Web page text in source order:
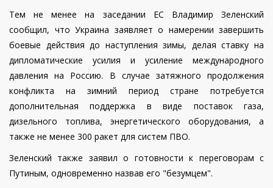
Тем не менее на заседании ЕС Владимир Зеленский
сообщил, что Украина заявляет о намерении завершить
боевые действия до наступления зимы, делая ставку на
дипломатические усилия и усиление международного
давления на Россию. В случае затяжного продолжения
конфликта на зимний период стране потребуется
дополнительная поддержка в виде поставок газа,
дизельного топлива, энергетического оборудования, а
также не менее 300 ракет для систем ПВО.
Зеленский также заявил о готовности к переговорам с
Путиным, одновременно назвав его "безумцем".